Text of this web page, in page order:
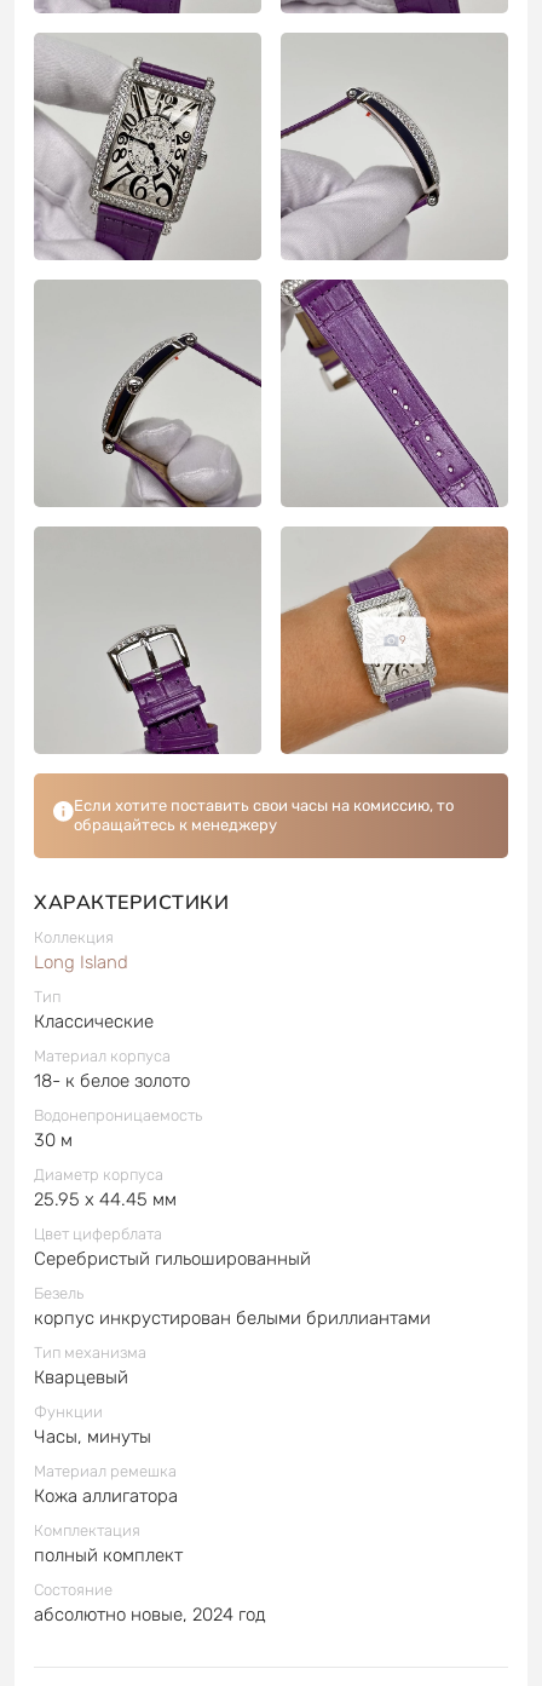
9
Если хотите поставить свои часы на комиссию, то
обращайтесь к менеджеру
ХАРАКТЕРИСТИКИ
Коллекция
Long Island
Тип
Классические
Материал корпуса
18- к белое золото
Водонепроницаемость
30 м
Диаметр корпуса
25.95 x 44.45 мм
Цвет циферблата
Серебристый гильошированный
Безель
корпус инкрустирован белыми бриллиантами
Тип механизма
Кварцевый
Функции
Часы, минуты
Материал ремешка
Кожа аллигатора
Комплектация
полный комплект
Состояние
абсолютно новые, 2024 год